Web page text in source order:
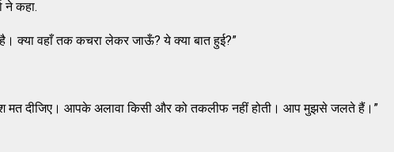
ने कहा.
क्या वहाँ तक कचरा लेकर जाऊँ? ये क्या बात हुई?”
मत दीजिए। आपके अलावा किसी और को तकलीफ नहीं होती। आप मुझसे जलते हैं।”